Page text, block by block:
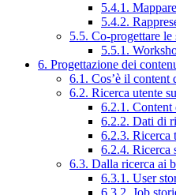
5.4.1.
5.4.2.
5.5. Co-progettare le
5.5.1.
6. Progettazione dei
6.1. Cos’è il content
6.2. Ricerca utente
6.2.1. Content
6.2.2. Dati di
6.2.3. Ricerca
6.2.4. Ricerca
6.3. Dalla ricerca ai
6.3.1. User
6.3.2. Job